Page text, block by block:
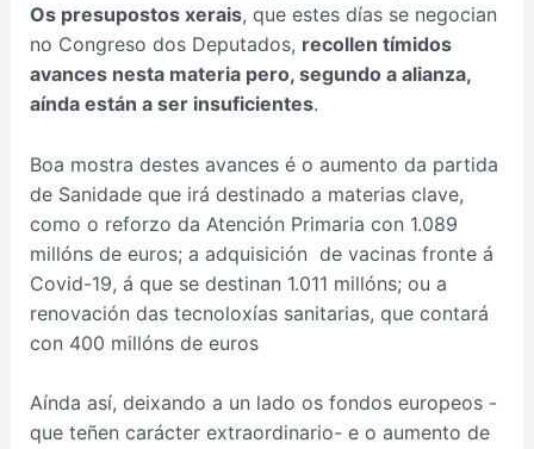
Os presupostos xerais, que estes días se negocian
no Congreso dos Deputados, recollen tímidos
avances nesta materia pero, segundo a alianza,
aínda están a ser insuficientes.
Boa mostra destes avances é o aumento da partida
de Sanidade que irá destinado a materias clave,
como o reforzo da Atención Primaria con 1.089
millóns de euros; a adquisición de vacinas fronte á
Covid-19, á que se destinan 1.011 millóns; ou a
renovación das tecnoloxías sanitarias, que contará
con 400 millóns de euros
Aínda así, deixando a un lado os fondos europeos -
que teñen carácter extraordinario- e o aumento de